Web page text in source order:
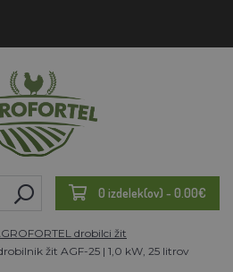
0 izdelek(ov) - 0.00€
drobilci žit
žit AGF-25 | 1,0 kW, 25 litrov